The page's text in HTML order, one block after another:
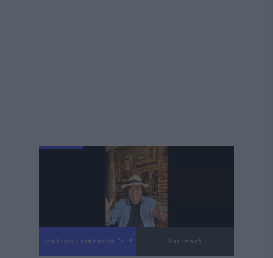
Următorul videoclip în 4 Anulează